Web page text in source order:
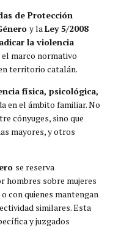
de Protección
y la Ley 5/2008
la violencia
marco normativo
territorio catalán.
física, psicológica,
en el ámbito familiar. No
cónyuges, sino que
mayores, y otros
se reserva
hombres sobre mujeres
con quienes mantengan
similares. Esta
y juzgados